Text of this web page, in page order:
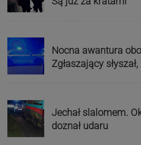
Nocna awantura
Zgłaszający
Jechał slalomem.
doznał udaru